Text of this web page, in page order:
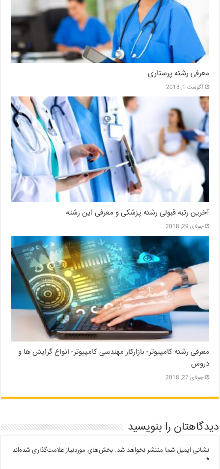
معرفی رشته پرستاری
آگوست 1, 2018
آخرین رتبه قبولی رشته پزشکی و معرفی این رشته
جولای 29, 2018
معرفی رشته کامپیوتر- بازارکار مهندسی کامپیوتر- انواع گرایش ها و
دروس
جولای 27, 2018
دیدگاهتان را بنویسید
نشانی ایمیل شما منتشر نخواهد شد. بخش‌های موردنیاز علامت‌گذاری شده‌اند
*